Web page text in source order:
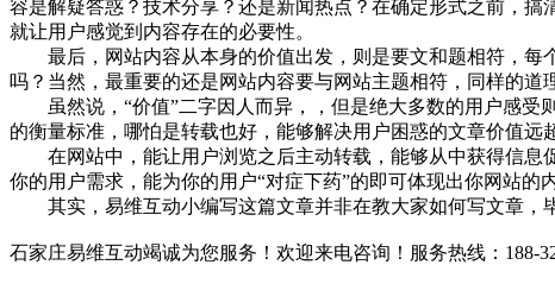
容是解疑答惑？技术分享？还是新闻热点？在确定形式之前，
就让用户感觉到内容存在的必要性。
最后，网站内容从本身的价值出发，则是要文和题相符，每
吗？当然，最重要的还是网站内容要与网站主题相符，同样的
虽然说，“价值”二字因人而异，，但是绝大多数的用户感受
的衡量标准，哪怕是转载也好，能够解决用户困惑的文章价值远
在网站中，能让用户浏览之后主动转载，能够从中获得信息
你的用户需求，能为你的用户“对症下药”的即可体现出你网站的
其实，易维互动小编写这篇文章并非在教大家如何写文章，
石家庄易维互动竭诚为您服务！欢迎来电咨询！服务热线：188-